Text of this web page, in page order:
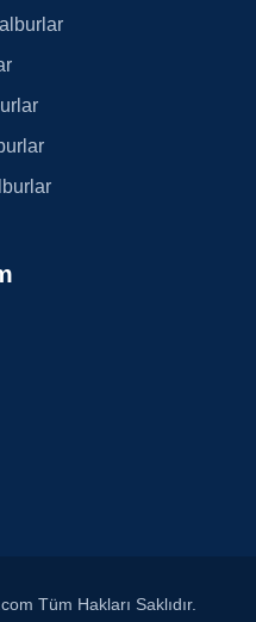
Tüm Hakları Saklıdır.